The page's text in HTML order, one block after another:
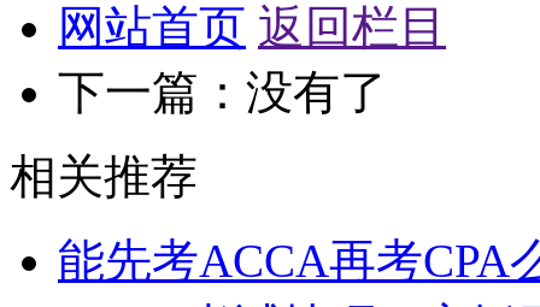
网站首页 返回栏目
下一篇：没有了
相关推荐
能先考ACCA再考CPA